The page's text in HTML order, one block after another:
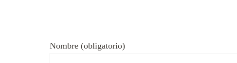
Nombre (obligatorio)